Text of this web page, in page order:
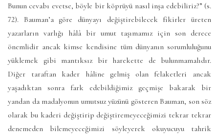
Bunun cevabı evetse, böyle bir köprüyü nasıl inşa edebiliriz?” (s.
72). Bauman’a göre dünyayı değiştirebilecek fikirler üreten
yazarların varlığı hâlâ bir umut taşımamız için son derece
önemlidir ancak kimse kendisine tüm dünyanın sorumluluğunu
yüklemek gibi mantıksız bir harekette de bulunmamalıdır.
Diğer taraftan kader hâline gelmiş olan felaketleri ancak
yaşadıktan sonra fark edebildiğimiz geçmişe bakarak bir
yandan da madalyonun umutsuz yüzünü gösteren Bauman, son söz
olarak bu kaderi değiştirip değiştiremeyeceğimizi tekrar tekrar
denemeden bilemeyeceğimizi söyleyerek okuyucuyu tahrik